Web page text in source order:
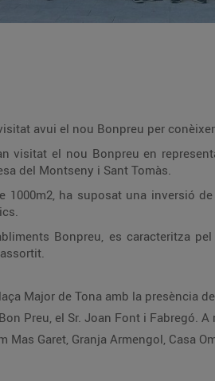
avui el nou Bonpreu per
visitat el nou Bonpreu en
del Montseny i Sant Tomàs.
1000m2, ha suposat una inversió
Bonpreu, es caracteritza
Major de Tona amb la presència
Preu, el Sr. Joan Font i Fabregó.
Garet, Granja Armengol, Casa